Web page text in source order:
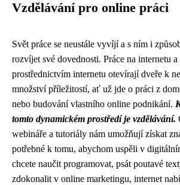
Vzdělávání pro online práci
Svět práce se neustále vyvíjí a s ním i
rozvíjet své dovednosti. Práce na internetu a
prostřednictvím internetu otevírají dveře k
množství příležitostí, ať už jde o práci z
nebo budování vlastního online podnikání.
tomto dynamickém prostředí je vzdělávání.
webináře a tutoriály nám umožňují získat
potřebné k tomu, abychom uspěli v
chcete naučit programovat, psát poutavé
zdokonalit v online marketingu, internet